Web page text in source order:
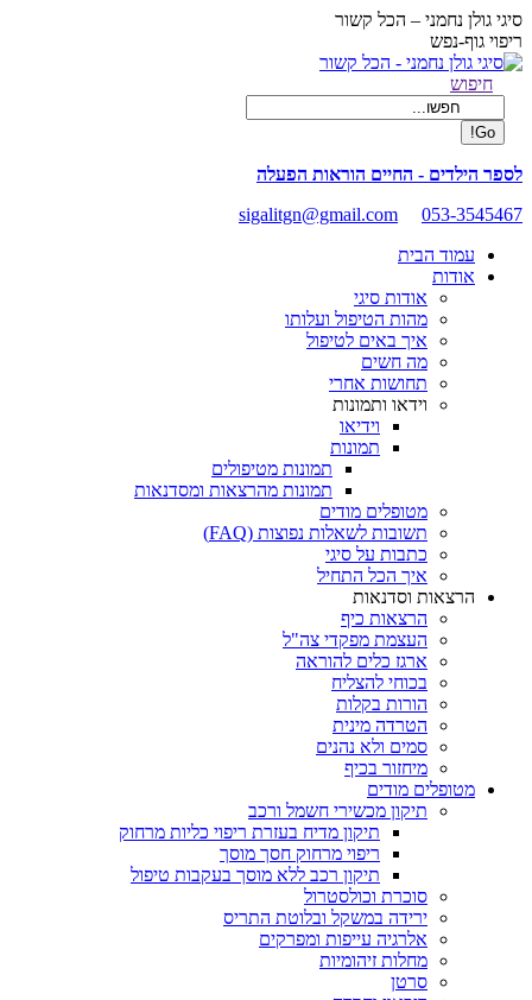
Skip
to
content
סיגי גולן נחמני – הכל קשור
ריפוי גוף-נפש
Facebook
opens
new
window
Search:
חיפוש
לספר הילדים - החיים הוראות הפעלה
sigalitgn@gmail.com
053-3545467
עמוד הבית
אודות
אודות סיגי
מהות הטיפול ועלותו
איך באים לטיפול
מה חשים
תחושות אחרי
וידאו ותמונות
וידיאו
תמונות
תמונות מטיפולים
תמונות מהרצאות ומסדנאות
מטופלים מודים
תשובות לשאלות נפוצות (FAQ)
כתבות על סיגי
איך הכל התחיל
הרצאות וסדנאות
הרצאות כיף
העצמת מפקדי צה"ל
ארגז כלים להוראה
בכוחי להצליח
הורות בקלות
הטרדה מינית
סמים ולא נהנים
מיחזור בכיף
מטופלים מודים
תיקון מכשירי חשמל ורכב
תיקון מדיח בעזרת ריפוי כליות מרחוק
ריפוי מרחוק חסך מוסך
תיקון רכב ללא מוסך בעקבות טיפול
סוכרת וכולסטרול
ירידה במשקל ובלוטת התריס
אלרגיה עייפות ומפרקים
מחלות זיהומיות
סרטן